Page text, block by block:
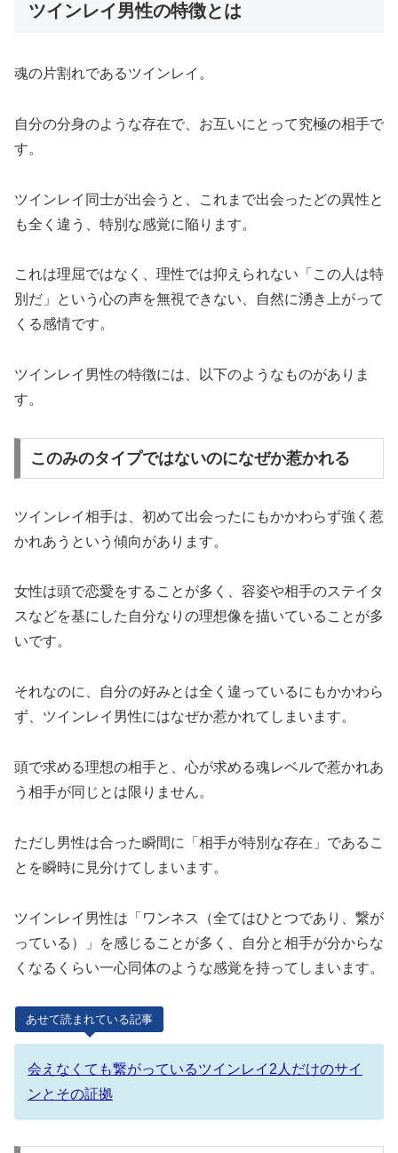
ツインレイ男性の特徴とは
魂の片割れであるツインレイ。
自分の分身のような存在で、お互いにとって究極の相手で
す。
ツインレイ同士が出会うと、これまで出会ったどの異性と
も全く違う、特別な感覚に陥ります。
これは理屈ではなく、理性では抑えられない「この人は特
別だ」という心の声を無視できない、自然に湧き上がって
くる感情です。
ツインレイ男性の特徴には、以下のようなものがありま
す。
このみのタイプではないのになぜか惹かれる
ツインレイ相手は、初めて出会ったにもかかわらず強く惹
かれあうという傾向があります。
女性は頭で恋愛をすることが多く、容姿や相手のステイタ
スなどを基にした自分なりの理想像を描いていることが多
いです。
それなのに、自分の好みとは全く違っているにもかかわら
ず、ツインレイ男性にはなぜか惹かれてしまいます。
頭で求める理想の相手と、心が求める魂レベルで惹かれあ
う相手が同じとは限りません。
ただし男性は合った瞬間に「相手が特別な存在」であるこ
とを瞬時に見分けてしまいます。
ツインレイ男性は「ワンネス（全てはひとつであり、繋が
っている）」を感じることが多く、自分と相手が分からな
くなるくらい一心同体のような感覚を持ってしまいます。
あせて読まれている記事
会えなくても繋がっているツインレイ2人だけのサイ
ンとその証拠